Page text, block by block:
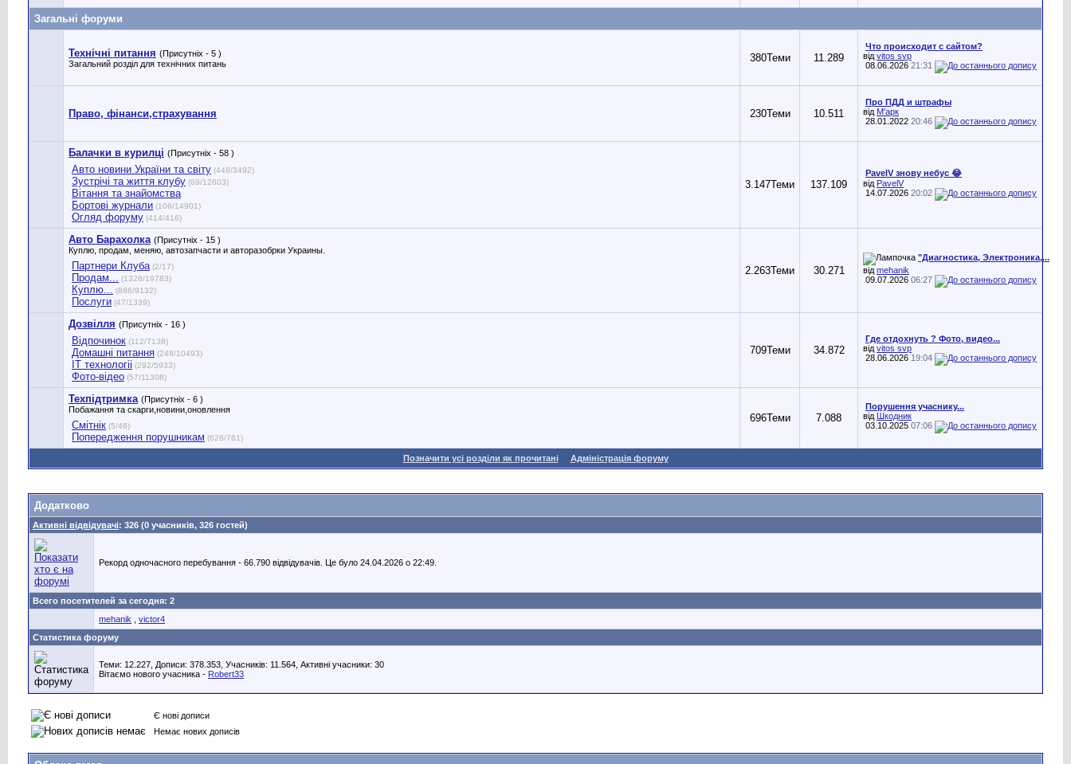
Загальні форуми
Технічні питання (Присутніх - 5 )
Загальний розділ для технічних питань
380Теми 11.289
Что происходит с сайтом?
від vitos svp
08.06.2026 21:31
Право, фінанси,страхування 230Теми 10.511
Про ПДД и штрафы
від М'арк
28.01.2022 20:46
Балачки в курилці (Присутніх - 58 )
Авто новини України та світу (448/3492)
Зустрічі та життя клубу (69/12603)
Вітання та знайомства
Бортові журнали (106/14901)
Огляд форуму (414/416)
3.147Теми 137.109
PavelV знову небус 😂
від PavelV
14.07.2026 20:02
Авто Барахолка (Присутніх - 15 )
Куплю, продам, меняю, автозапчасти и авторазобрки Украины.
Партнери Клуба (2/17)
Продам... (1328/19783)
Куплю... (886/9132)
Послуги (47/1339)
2.263Теми 30.271
"Диагностика, Электроника,...
від mehanik
09.07.2026 06:27
Дозвілля (Присутніх - 16 )
Відпочинок (112/7138)
Домашні питання (248/10493)
IT технологіі (292/5933)
Фото-відео (57/11308)
709Теми 34.872
Где отдохнуть ? Фото, видео...
від vitos svp
28.06.2026 19:04
Техпідтримка (Присутніх - 6 )
Побажання та скарги,новини,оновлення
Смітнік (5/46)
Попередження порушникам (628/761)
696Теми 7.088
Порушення учаснику...
від Шкодник
03.10.2025 07:06
Позначити усі розділи як прочитані Адміністрація форуму
Додатково
Активні відвідувачі: 326 (0 учасників, 326 гостей)
Рекорд одночасного перебування - 66.790 відвідувачів. Це було 24.04.2026 о 22:49.
Всего посетителей за сегодня: 2
mehanik
victor4
Статистика форуму
Теми: 12.227, Дописи: 378.353, Учасників: 11.564, Активні учасники: 30
Вітаємо нового учасника - Robert33
Є нові дописи
Немає нових дописів